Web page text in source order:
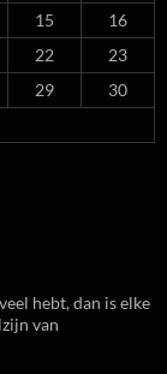
15
16
22
23
29
30
hebt, dan is elke
van